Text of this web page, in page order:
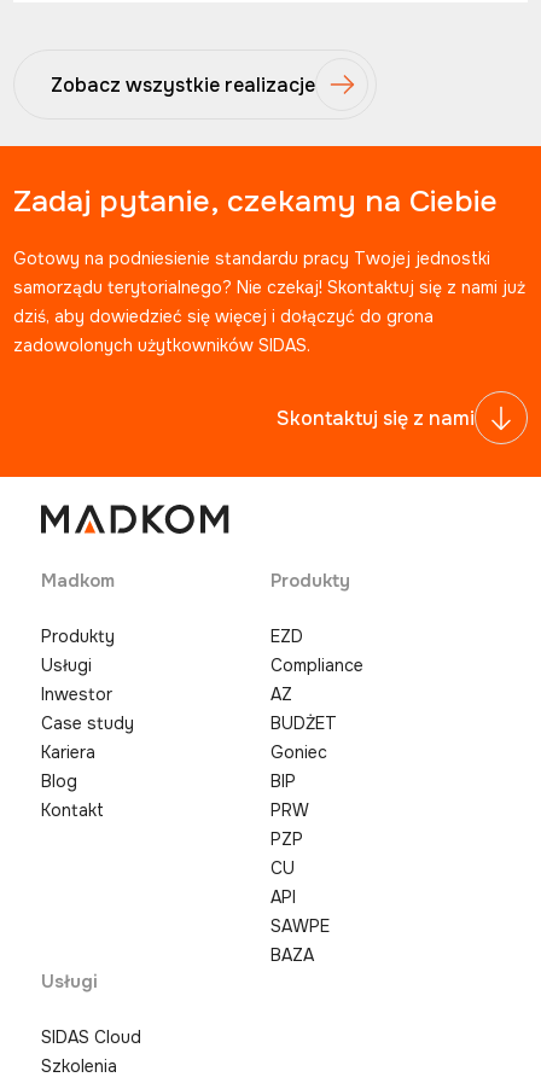
Zobacz wszystkie realizacje
Zadaj pytanie, czekamy na Ciebie
Gotowy na podniesienie standardu pracy Twojej jednostki
samorządu terytorialnego? Nie czekaj! Skontaktuj się z nami już
dziś, aby dowiedzieć się więcej i dołączyć do grona
zadowolonych użytkowników SIDAS.
Skontaktuj się z nami
Madkom
Produkty
Usługi
Inwestor
Case study
Kariera
Blog
Kontakt
Produkty
EZD
Compliance
AZ
BUDŻET
Goniec
BIP
PRW
PZP
CU
API
SAWPE
BAZA
Usługi
SIDAS Cloud
Szkolenia